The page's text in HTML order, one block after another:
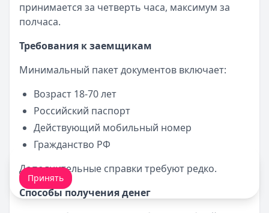
принимается за четверть часа, максимум за
полчаса.
Требования к заемщикам
Минимальный пакет документов включает:
Возраст 18-70 лет
Российский паспорт
Действующий мобильный номер
Гражданство РФ
Дополнительные справки требуют редко.
Способы получения денег
Принять